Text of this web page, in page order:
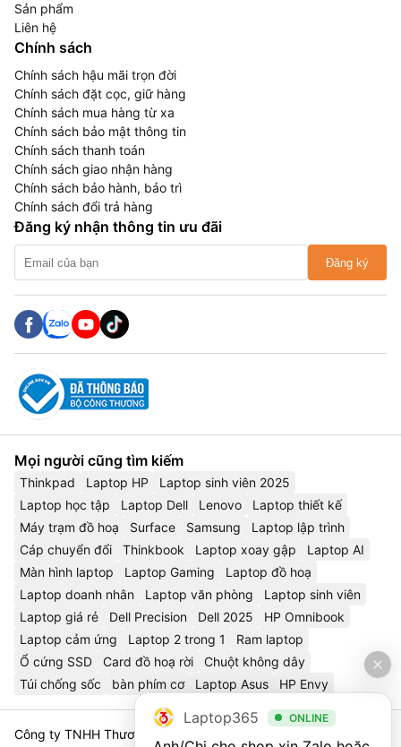
Sản phẩm
Liên hệ
Chính sách
Chính sách hậu mãi trọn đời
Chính sách đặt cọc, giữ hàng
Chính sách mua hàng từ xa
Chính sách bảo mật thông tin
Chính sách thanh toán
Chính sách giao nhận hàng
Chính sách bảo hành, bảo trì
Chính sách đổi trả hàng
Đăng ký nhận thông tin ưu đãi
Đăng ký
Mọi người cũng tìm kiếm
Thinkpad Laptop HP
Laptop sinh viên 2025
Laptop học tập
Laptop Dell Lenovo
Laptop thiết kế
Máy trạm đồ hoạ
Surface Samsung
Laptop lập trình
Cáp chuyển đổi
Thinkbook Laptop xoay gập
Laptop AI
Màn hình laptop
Laptop Gaming
Laptop đồ hoạ
Laptop doanh nhân
Laptop văn phòng
Laptop sinh viên
Laptop giá rẻ
Dell Precision Dell 2025
HP Omnibook
Laptop cảm ứng
Laptop 2 trong 1
Ram laptop
Ổ cứng SSD
Card đồ hoạ rời
Chuột không dây
Túi chống sốc
bàn phím cơ Laptop Asus HP Envy
Công ty TNHH Thương Mại Và Dịch Vụ Công Nghệ 365 Việt
Laptop365 ONLINE